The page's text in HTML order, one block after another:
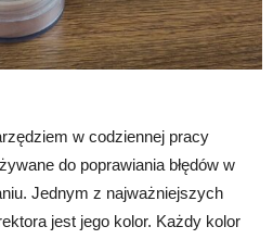
w codziennej pracy
do poprawiania błędów w
Jednym z najważniejszych
jest jego kolor. Każdy kolor